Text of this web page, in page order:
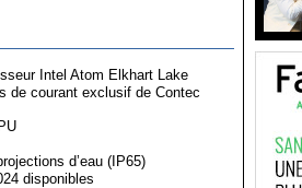
Intel Atom Elkhart Lake
de courant exclusif de Contec
d’eau (IP65)
disponibles